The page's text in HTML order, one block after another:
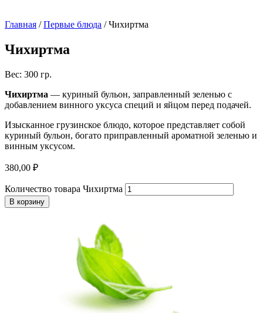
Главная /Первые блюда / Чихиртма
Чихиртма
Вес: 300 гр.
Чихиртма — куриный бульон, заправленный зеленью с
добавлением винного уксуса специй и яйцом перед подачей.
Изысканное грузинское блюдо, которое представляет собой
куриный бульон, богато приправленный ароматной зеленью и
винным уксусом.
380,00 ₽
Количество товара Чихиртма
В корзину